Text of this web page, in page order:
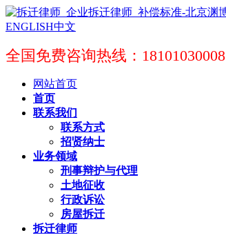
ENGLISH中文
全国免费咨询热线：18101030008
网站首页
首页
联系我们
联系方式
招贤纳士
业务领域
刑事辩护与代理
土地征收
行政诉讼
房屋拆迁
拆迁律师